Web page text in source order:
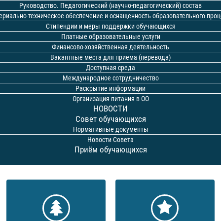
Руководство. Педагогический (научно-педагогический) состав
техническое обеспечение и оснащенность образовательного
Стипендии и меры поддержки обучающихся
Платные образовательные услуги
Финансово-хозяйственная деятельность
Вакантные места для приема (перевода)
Доступная среда
Международное сотрудничество
Раскрытие информации
Организация питания в ОО
НОВОСТИ
Совет обучающихся
Нормативные документы
Новости Совета
Приём обучающихся